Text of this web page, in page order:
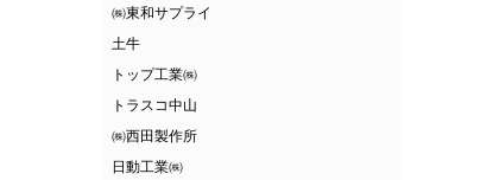
㈱東和サプライ
土牛
トップ工業㈱
トラスコ中山
㈱西田製作所
日動工業㈱